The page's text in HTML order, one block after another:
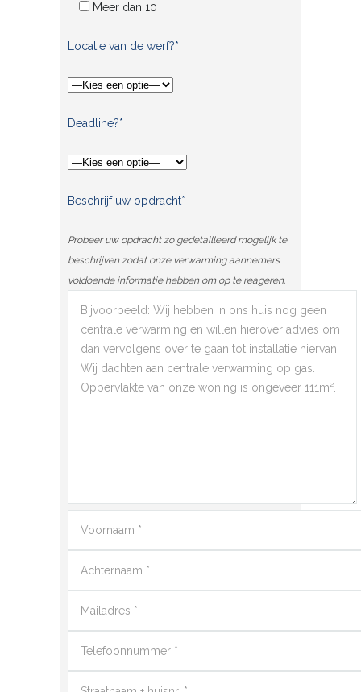
Meer dan 10
Locatie van de werf?*
Deadline?*
Beschrijf uw opdracht*
Probeer uw opdracht zo gedetailleerd mogelijk te
beschrijven zodat onze verwarming aannemers
voldoende informatie hebben om op te reageren.